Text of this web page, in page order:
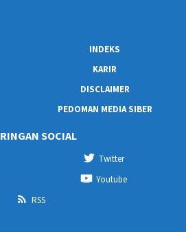
INDEKS
KARIR
DISCLAIMER
PEDOMAN MEDIA SIBER
SOCIAL
Twitter
Youtube
RSS